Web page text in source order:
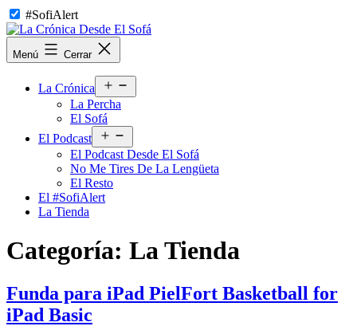
Saltar
al
contenido
#SofiAlert
La
Crónica
Menú Cerrar
La Crónica
el
La Percha
El Sofá
El Podcast
el
menú
El Podcast Desde El Sofá
No Me Tires De La Lengüeta
El Resto
El #SofiAlert
La Tienda
Categoría: La Tienda
Funda para iPad PielFort Basketball for
iPad Basic